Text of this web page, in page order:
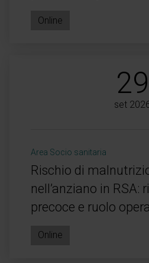
Online
29
set
Area Socio sanitaria
Rischio di
nell’anziano in RSA:
precoce e ruolo
Online